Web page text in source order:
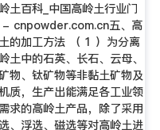
土百科_中国高岭土行业门
- cnpowder.com.cn五、高
的加工方法 （ 1 ）为分离
土中的石英、长石、云母、
物、钛矿物等非黏土矿物及
质，生产出能满足各工业领
求的高岭土产品，除了采用
、浮选、磁选等对高岭土进